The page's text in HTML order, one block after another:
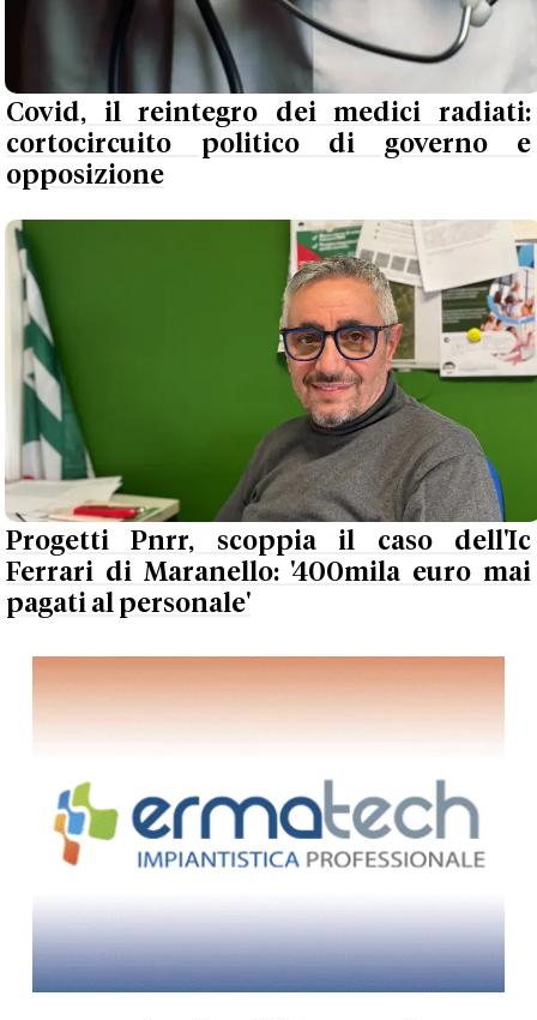
Covid, il reintegro dei medici radiati:
cortocircuito politico di governo e
opposizione
Progetti Pnrr, scoppia il caso dell'Ic
Ferrari di Maranello: '400mila euro mai
pagati al personale'